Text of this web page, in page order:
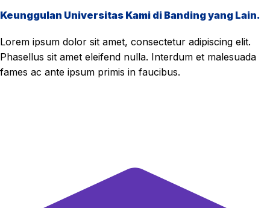
Keunggulan Universitas Kami di Banding yang Lain.
Lorem ipsum dolor sit amet, consectetur adipiscing elit.
Phasellus sit amet eleifend nulla. Interdum et malesuada
fames ac ante ipsum primis in faucibus.